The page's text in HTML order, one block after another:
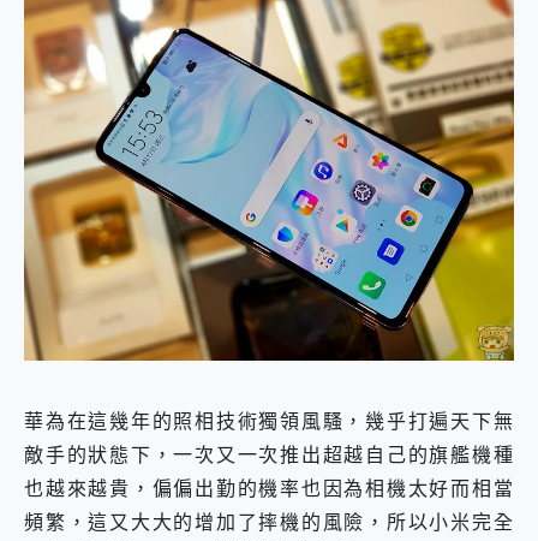
華為在這幾年的照相技術獨領風騷，幾乎打遍天下無
敵手的狀態下，一次又一次推出超越自己的旗艦機種
也越來越貴，偏偏出勤的機率也因為相機太好而相當
頻繁，這又大大的增加了摔機的風險，所以小米完全